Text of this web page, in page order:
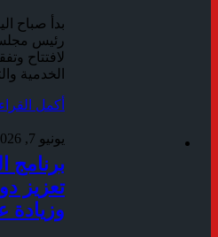
بدأ صباح
رئيس
لافتتاح
الخدمية
أكمل
يونيو 7, 2026
تعزيز
وزيادة